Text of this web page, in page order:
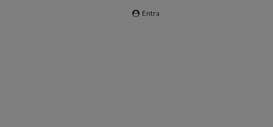
Entra